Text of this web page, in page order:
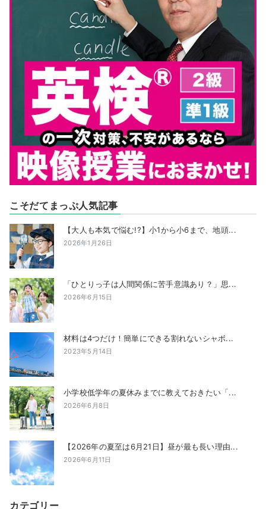
こそだてまっぷ人気記事
【大人も本気で悩む!?】小1から小6まで、地頭...
2026年1月26日
「ひとりっ子は人間関係に苦手意識あり？」思...
2026年6月15日
材料は4つだけ！簡単にできる割れないシャボ...
2023年5月14日
小学校低学年の夏休みまでに教えておきたい「...
2026年6月8日
【2026年の夏至は6月21日】昼が最も長い理由...
2026年6月11日
カテゴリー